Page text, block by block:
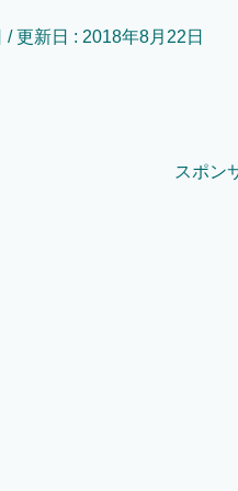
/ 更新日 : 2018年8月22日
スポン